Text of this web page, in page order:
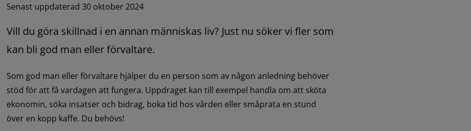
Senast uppdaterad 30 oktober 2024
Vill du göra skillnad i en annan människas liv? Just nu söker vi fler som
kan bli god man eller förvaltare.
Som god man eller förvaltare hjälper du en person som av någon anledning behöver
stöd för att få vardagen att fungera. Uppdraget kan till exempel handla om att sköta
ekonomin, söka insatser och bidrag, boka tid hos vården eller småprata en stund
över en kopp kaffe. Du behövs!